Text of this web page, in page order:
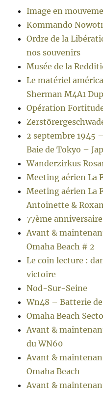
Image en
Kommando
Ordre de la
nos souvenirs
Musée de la
Le matériel
Sherman M4A1
Opération
2 septembre 1945
Baie de Tokyo –
Wanderzirkus
Meeting aérien La
Meeting aérien La
Antoinette &
77ème
Avant &
Omaha Beach # 2
Le coin lecture :
victoire
Nod-Sur-Seine
Wn48 – Batterie
Omaha Beach
Avant &
du WN60
Avant &
Omaha Beach
Avant &